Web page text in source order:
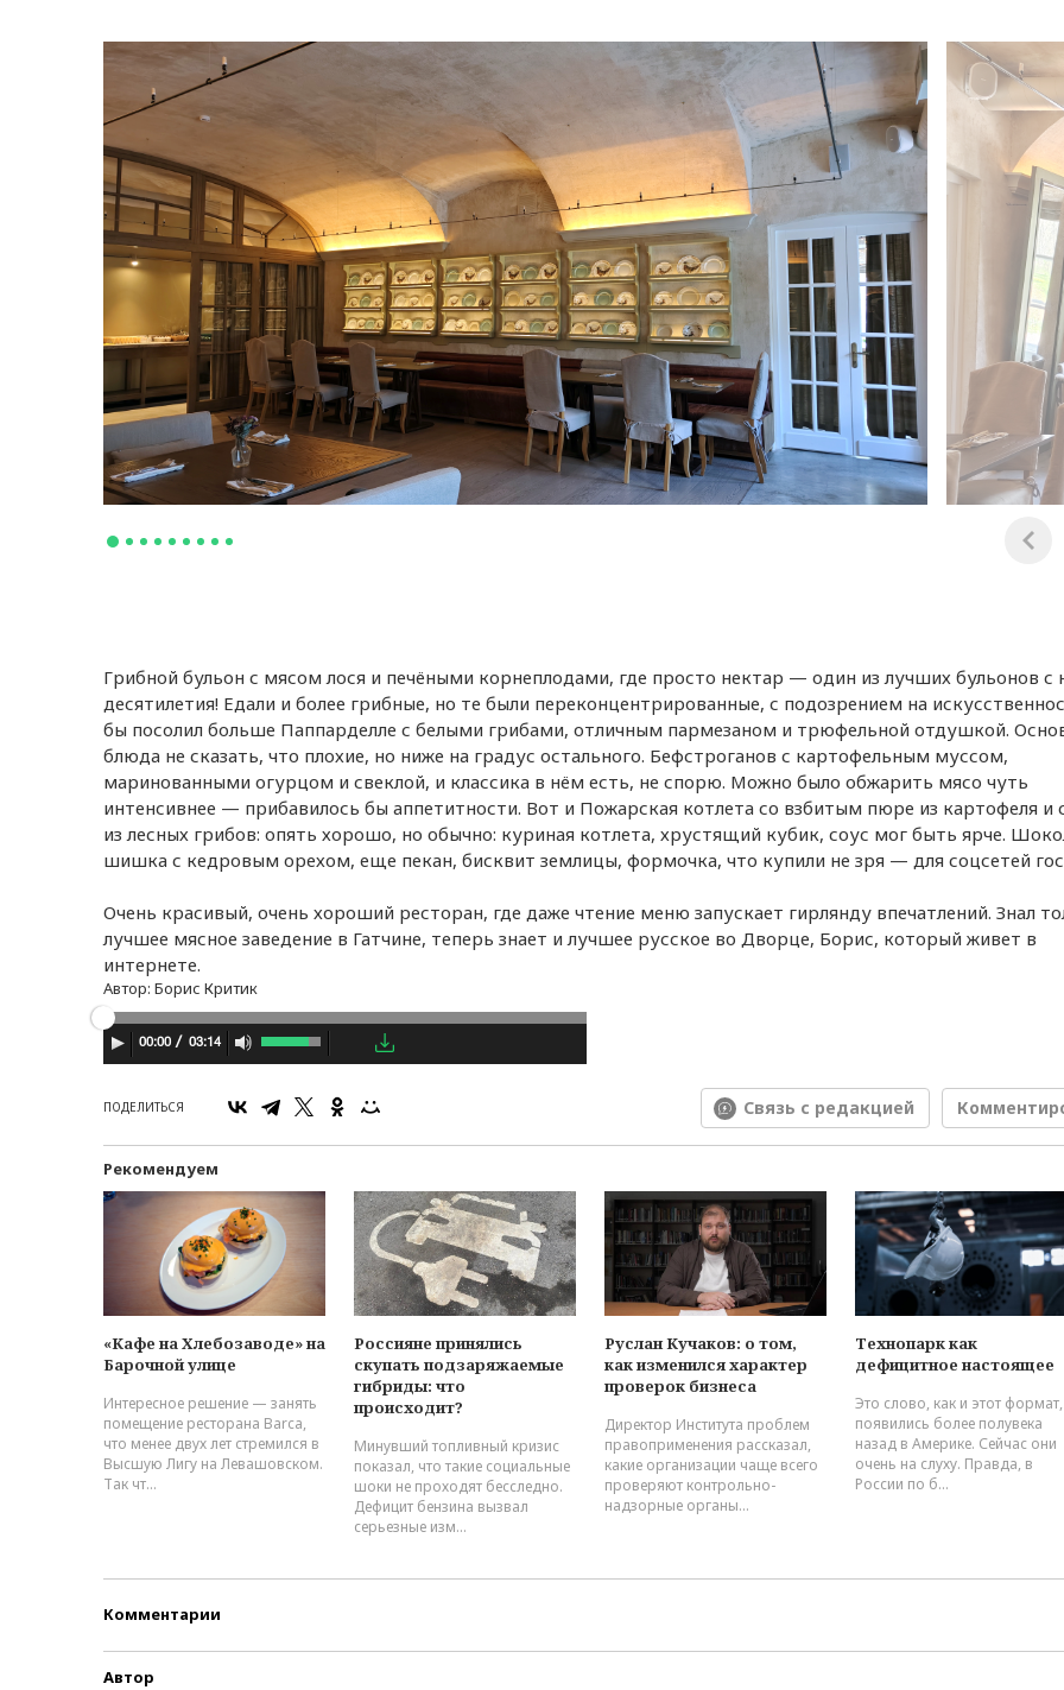
Грибной бульон с мясом лося и печёными корнеплодами, где просто нектар — один из лучших бульонов с
десятилетия! Едали и более грибные, но те были переконцентрированные, с подозрением на
бы посолил больше Паппарделле с белыми грибами, отличным пармезаном и трюфельной отдушкой.
блюда не сказать, что плохие, но ниже на градус остального. Бефстроганов с картофельным муссом,
маринованными огурцом и свеклой, и классика в нём есть, не спорю. Можно было обжарить мясо чуть
интенсивнее — прибавилось бы аппетитности. Вот и Пожарская котлета со взбитым пюре из картофеля и
из лесных грибов: опять хорошо, но обычно: куриная котлета, хрустящий кубик, соус мог быть ярче.
шишка с кедровым орехом, еще пекан, бисквит землицы, формочка, что купили не зря — для соцсетей
Очень красивый, очень хороший ресторан, где даже чтение меню запускает гирлянду впечатлений. Знал
лучшее мясное заведение в Гатчине, теперь знает и лучшее русское во Дворце, Борис, который живет в
интернете.
Автор: Борис Критик
00:00 03:14
ПОДЕЛИТЬСЯ Связь с редакцией
Рекомендуем
«Кафе на Хлебозаводе» на
Барочной улице
Интересное решение — занять
помещение ресторана Barca,
что менее двух лет стремился в
Высшую Лигу на Левашовском.
Так чт...
Россияне принялись
скупать подзаряжаемые
гибриды: что
происходит?
Минувший топливный кризис
показал, что такие социальные
шоки не проходят бесследно.
Дефицит бензина вызвал
серьезные изм...
Руслан Кучаков: о том,
как изменился характер
проверок бизнеса
Директор Института проблем
правоприменения рассказал,
какие организации чаще всего
проверяют контрольно-
надзорные органы...
Технопарк как
дефицитное настоящее
Это слово, как и этот формат,
появились более полувека
назад в Америке. Сейчас они
очень на слуху. Правда, в
России по б...
Комментарии
Автор